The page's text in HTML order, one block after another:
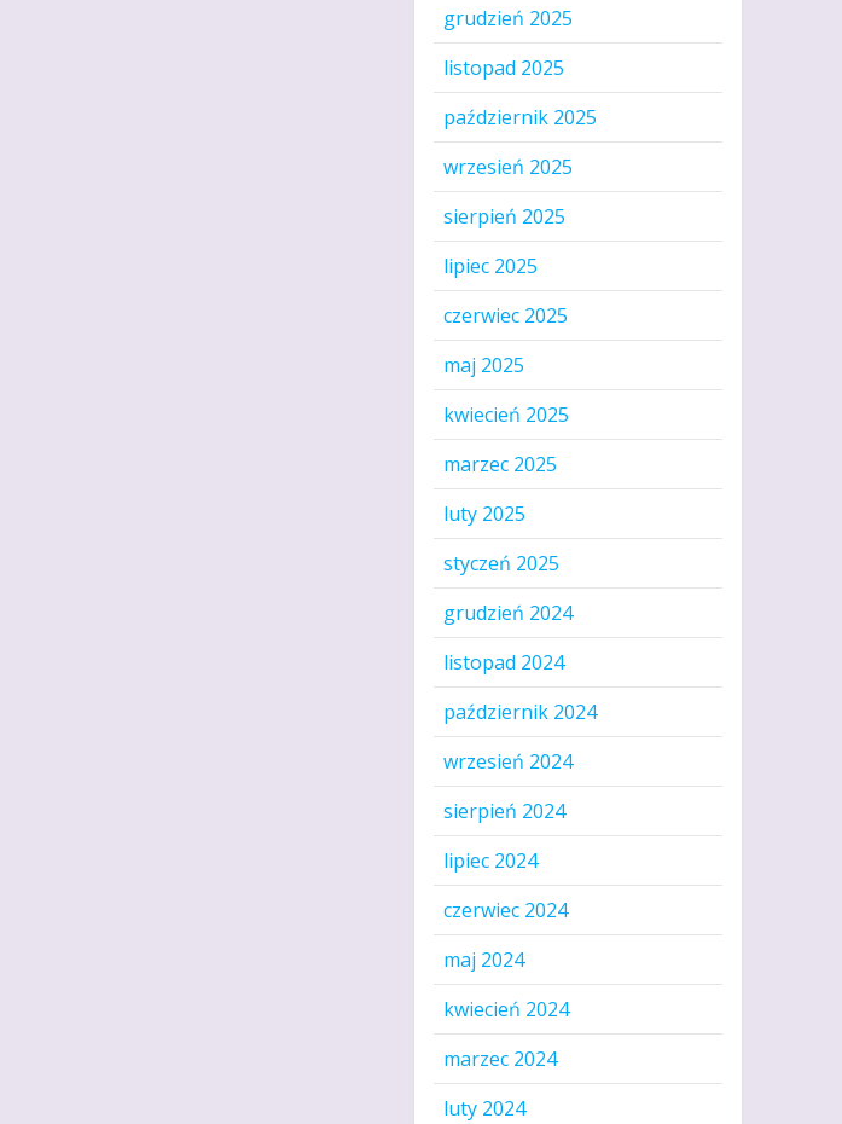
grudzień 2025
listopad 2025
październik 2025
wrzesień 2025
sierpień 2025
lipiec 2025
czerwiec 2025
maj 2025
kwiecień 2025
marzec 2025
luty 2025
styczeń 2025
grudzień 2024
listopad 2024
październik 2024
wrzesień 2024
sierpień 2024
lipiec 2024
czerwiec 2024
maj 2024
kwiecień 2024
marzec 2024
luty 2024